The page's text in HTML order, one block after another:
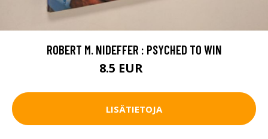
ROBERT M. NIDEFFER : PSYCHED TO WIN
8.5 EUR
LISÄTIETOJA